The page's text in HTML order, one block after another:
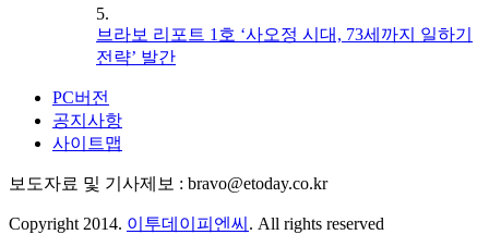
5.
브라보 리포트 1호 ‘사오정 시대, 73세까지 일하기
전략’ 발간
PC버전
공지사항
사이트맵
보도자료 및 기사제보 : bravo@etoday.co.kr
Copyright 2014. 이투데이피엔씨 . All rights reserved